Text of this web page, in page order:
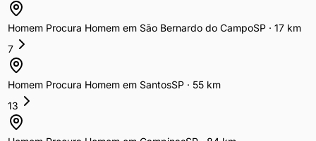
Homem Procura Homemem São Bernardo do CampoSP· 17km
7
Homem Procura Homemem SantosSP· 55km
13